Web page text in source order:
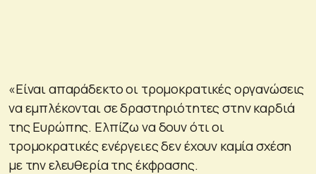
«Είναι απαράδεκτο οι τρομοκρατικές οργανώσεις
να εμπλέκονται σε δραστηριότητες στην καρδιά
της Ευρώπης. Ελπίζω να δουν ότι οι
τρομοκρατικές ενέργειες δεν έχουν καμία σχέση
με την ελευθερία της έκφρασης.